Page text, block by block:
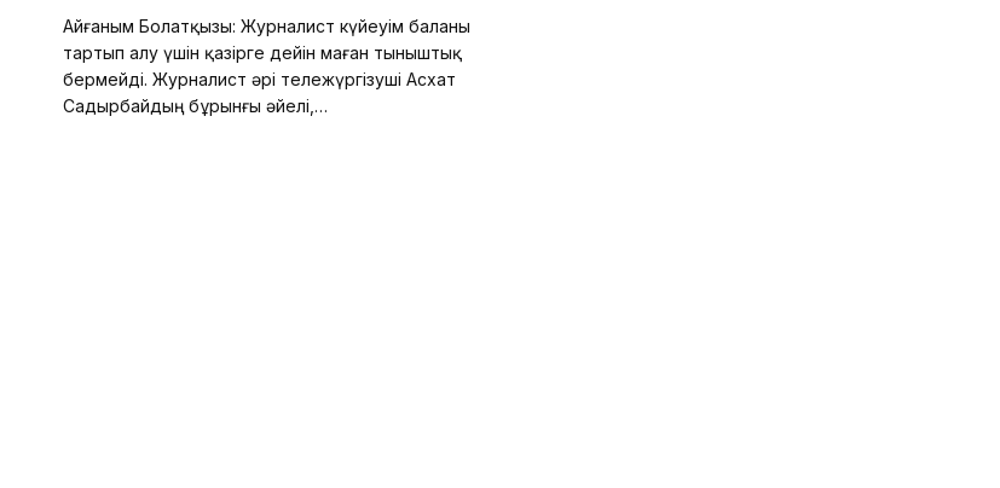
Айғаным Болатқызы: Журналист күйеуім баланы
тартып алу үшін қазірге дейін маған тыныштық
бермейді. Журналист әрі тележүргізуші Асхат
Садырбайдың бұрынғы әйелі,…